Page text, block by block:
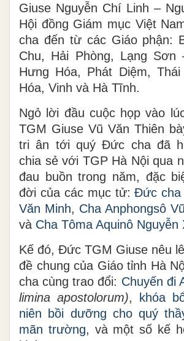
Giuse Nguyễn Chí Linh –
Hội đồng Giám mục Việt
cha đến từ các Giáo phận:
Chu, Hải Phòng, Lạng Sơn
Hưng Hóa, Phát Diệm,
Hóa, Vinh và Hà Tĩnh.
Ngỏ lời đầu cuộc họp vào
TGM Giuse Vũ Văn Thiên
tri ân tới quý Đức cha đã
chia sẻ với TGP Hà Nội qua
đau buồn trong năm, đặc
đời của các mục tử:Đức cha
Văn Minh, Cha Anphongsô
và Cha Tôma Aquinô Nguyễn
Kế đó, Đức TGM Giuse nêu
đề chung của Giáo tỉnh Hà
cha cùng trao đổi: Chuyến đi
limina apostolorum), khóa
niên bồi dưỡng cho quý
mãn trường, và một số kế